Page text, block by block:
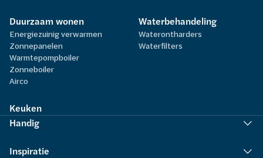
Duurzaam wonen
Energiezuinig verwarmen
Zonnepanelen
Warmtepompboiler
Zonneboiler
Airco
Waterbehandeling
Waterontharders
Waterfilters
Keuken
Handig
Inspiratie